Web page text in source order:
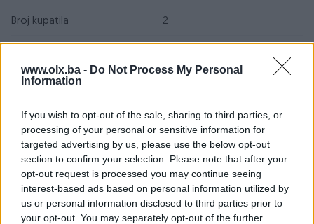
www.olx.ba - Do Not Process My Personal
Information
If you wish to opt-out of the sale, sharing to third parties, or
processing of your personal or sensitive information for
targeted advertising by us, please use the below opt-out
section to confirm your selection. Please note that after your
opt-out request is processed you may continue seeing
interest-based ads based on personal information utilized by
us or personal information disclosed to third parties prior to
your opt-out. You may separately opt-out of the further
Broj kupatila 2
Kanalizacija ✓
Struja ✓
Uknjiženo / ZK ✓
Voda ✓
Datum objave 12.03.2025